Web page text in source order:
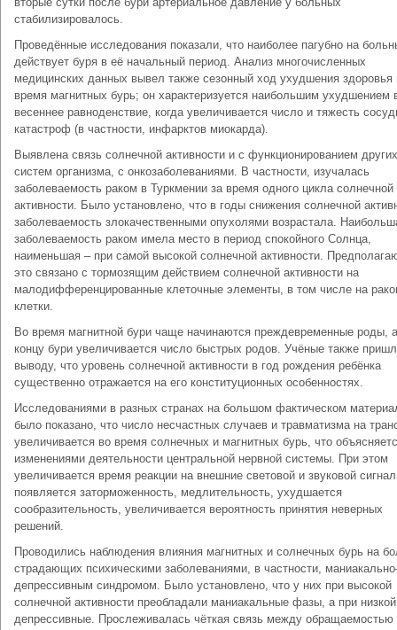
стабилизировалось.
Проведённые исследования показали, что наиболее пагубно на
действует буря в её начальный период. Анализ многочисленных
медицинских данных вывел также сезонный ход ухудшения здоровья
время магнитных бурь; он характеризуется наибольшим ухудшением
весеннее равноденствие, когда увеличивается число и тяжесть
катастроф (в частности, инфарктов миокарда).
Выявлена связь солнечной активности и с функционированием других
систем организма, с онкозаболеваниями. В частности, изучалась
заболеваемость раком в Туркмении за время одного цикла солнечной
активности. Было установлено, что в годы снижения солнечной
заболеваемость злокачественными опухолями возрастала.
заболеваемость раком имела место в период спокойного Солнца,
наименьшая – при самой высокой солнечной активности.
это связано с тормозящим действием солнечной активности на
малодифференцированные клеточные элементы, в том числе на
клетки.
Во время магнитной бури чаще начинаются преждевременные роды,
концу бури увеличивается число быстрых родов. Учёные также
выводу, что уровень солнечной активности в год рождения ребёнка
существенно отражается на его конституционных особенностях.
Исследованиями в разных странах на большом фактическом
было показано, что число несчастных случаев и травматизма на
увеличивается во время солнечных и магнитных бурь, что
изменениями деятельности центральной нервной системы. При этом
увеличивается время реакции на внешние световой и звуковой
появляется заторможенность, медлительность, ухудшается
сообразительность, увеличивается вероятность принятия неверных
решений.
Проводились наблюдения влияния магнитных и солнечных бурь на
страдающих психическими заболеваниями, в частности,
депрессивным синдромом. Было установлено, что у них при высокой
солнечной активности преобладали маниакальные фазы, а при
депрессивные. Прослеживалась чёткая связь между обращаемостью